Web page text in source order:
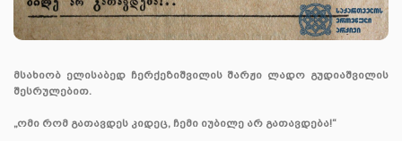
მსახიობ ელისაბედ ჩერქეზიშვილის შარჟი ლადო გუდიაშვილის
შესრულებით.
„ომი რომ გათავდეს კიდეც, ჩემი იუბილე არ გათავდება!“